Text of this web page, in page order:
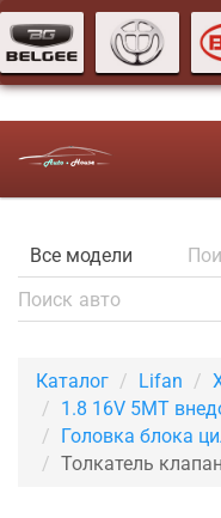
Каталог Lifan
1.8 16V 5MT
Головка блока
Толкатель